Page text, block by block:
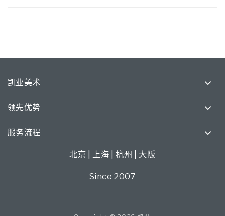
凯业美术
领先优势
服务流程
北京 | 上海 | 杭州 | 大阪
Since 2007